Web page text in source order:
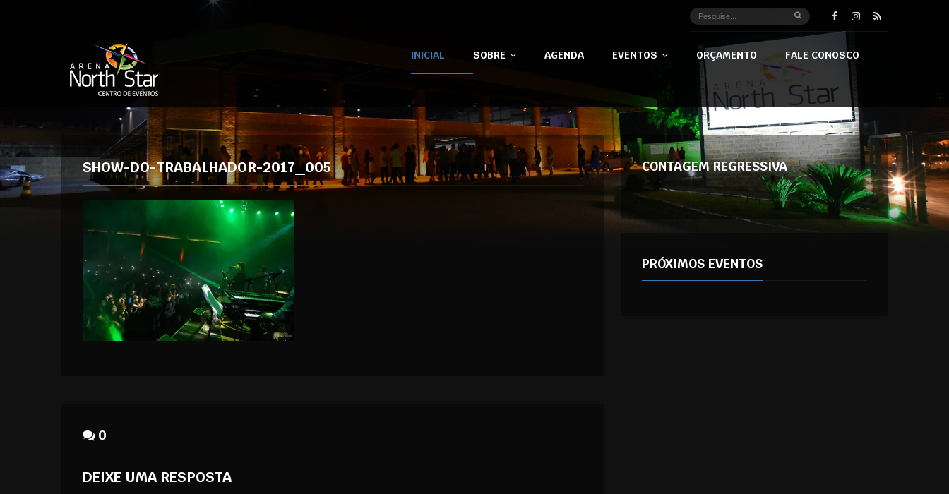
INICIAL SOBRE AGENDA EVENTOS ORÇAMENTO FALE CONOSCO
SHOW-DO-TRABALHADOR-2017_005
0
DEIXE UMA RESPOSTA
CONTAGEM REGRESSIVA
PRÓXIMOS EVENTOS